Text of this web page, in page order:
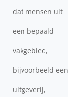
dat mensen uit
een bepaald
vakgebied,
bijvoorbeeld een
uitgeverij,